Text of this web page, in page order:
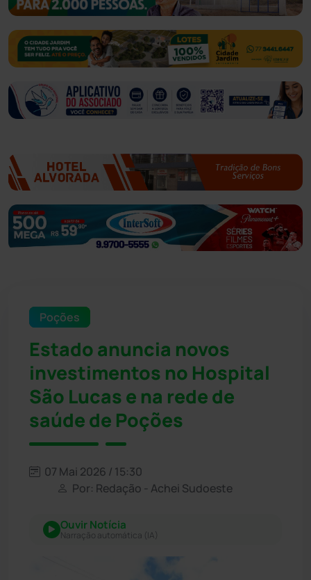
Poções
Estado anuncia novos
investimentos no Hospital
São Lucas e na rede de
saúde de Poções
07 Mai 2026 / 15:30
Por: Redação - Achei Sudoeste
Ouvir Notícia
Narração automática (IA)